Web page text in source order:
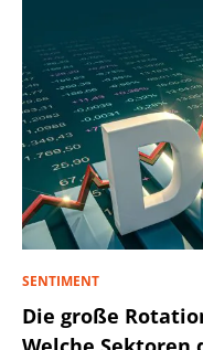
SENTIMENT
Die große